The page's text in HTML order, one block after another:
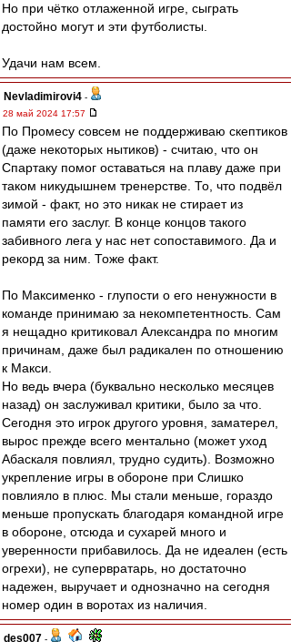
Но при чётко отлаженной игре, сыграть
достойно могут и эти футболисты.
Удачи нам всем.
Nevladimirovi4 -
28 май 2024 17:57
По Промесу совсем не поддерживаю скептиков
(даже некоторых нытиков) - считаю, что он
Спартаку помог оставаться на плаву даже при
таком никудышнем тренерстве. То, что подвёл
зимой - факт, но это никак не стирает из
памяти его заслуг. В конце концов такого
забивного лега у нас нет сопоставимого. Да и
рекорд за ним. Тоже факт.
По Максименко - глупости о его ненужности в
команде принимаю за некомпетентность. Сам
я нещадно критиковал Александра по многим
причинам, даже был радикален по отношению
к Макси.
Но ведь вчера (буквально несколько месяцев
назад) он заслуживал критики, было за что.
Сегодня это игрок другого уровня, заматерел,
вырос прежде всего ментально (может уход
Абаскаля повлиял, трудно судить). Возможно
укрепление игры в обороне при Слишко
повлияло в плюс. Мы стали меньше, гораздо
меньше пропускать благодаря командной игре
в обороне, отсюда и сухарей много и
уверенности прибавилось. Да не идеален (есть
огрехи), не супервратарь, но достаточно
надежен, выручает и однозначно на сегодня
номер один в воротах из наличия.
des007 -